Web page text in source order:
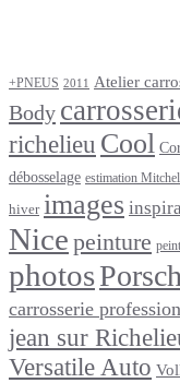
+PNEUS 2011 Atelier
Body
richelieu Cool
débosselage estimation
hiver images
Nice peinture
photos
carrosserie
jean sur
Versatile Auto